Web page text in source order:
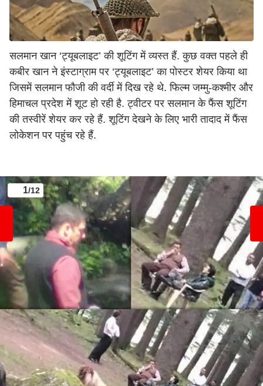
सलमान खान ‘ट्यूबलाइट’ की शूटिंग में व्यस्त हैं. कुछ वक्त पहले ही
कबीर खान ने इंस्टाग्राम पर ‘ट्यूबलाइट’ का पोस्टर शेयर किया था
जिसमें सलमान फौजी की वर्दी में दिख रहे थे. फिल्म जम्मु-कश्मीर और
हिमाचल प्रदेश में शूट हो रही है. ट्वीटर पर सलमान के फैंस शूटिंग
की तस्वीरें शेयर कर रहे हैं. शूटिंग देखने के लिए भारी तादाद में फैंस
लोकेशन पर पहुंच रहे हैं.
1/12